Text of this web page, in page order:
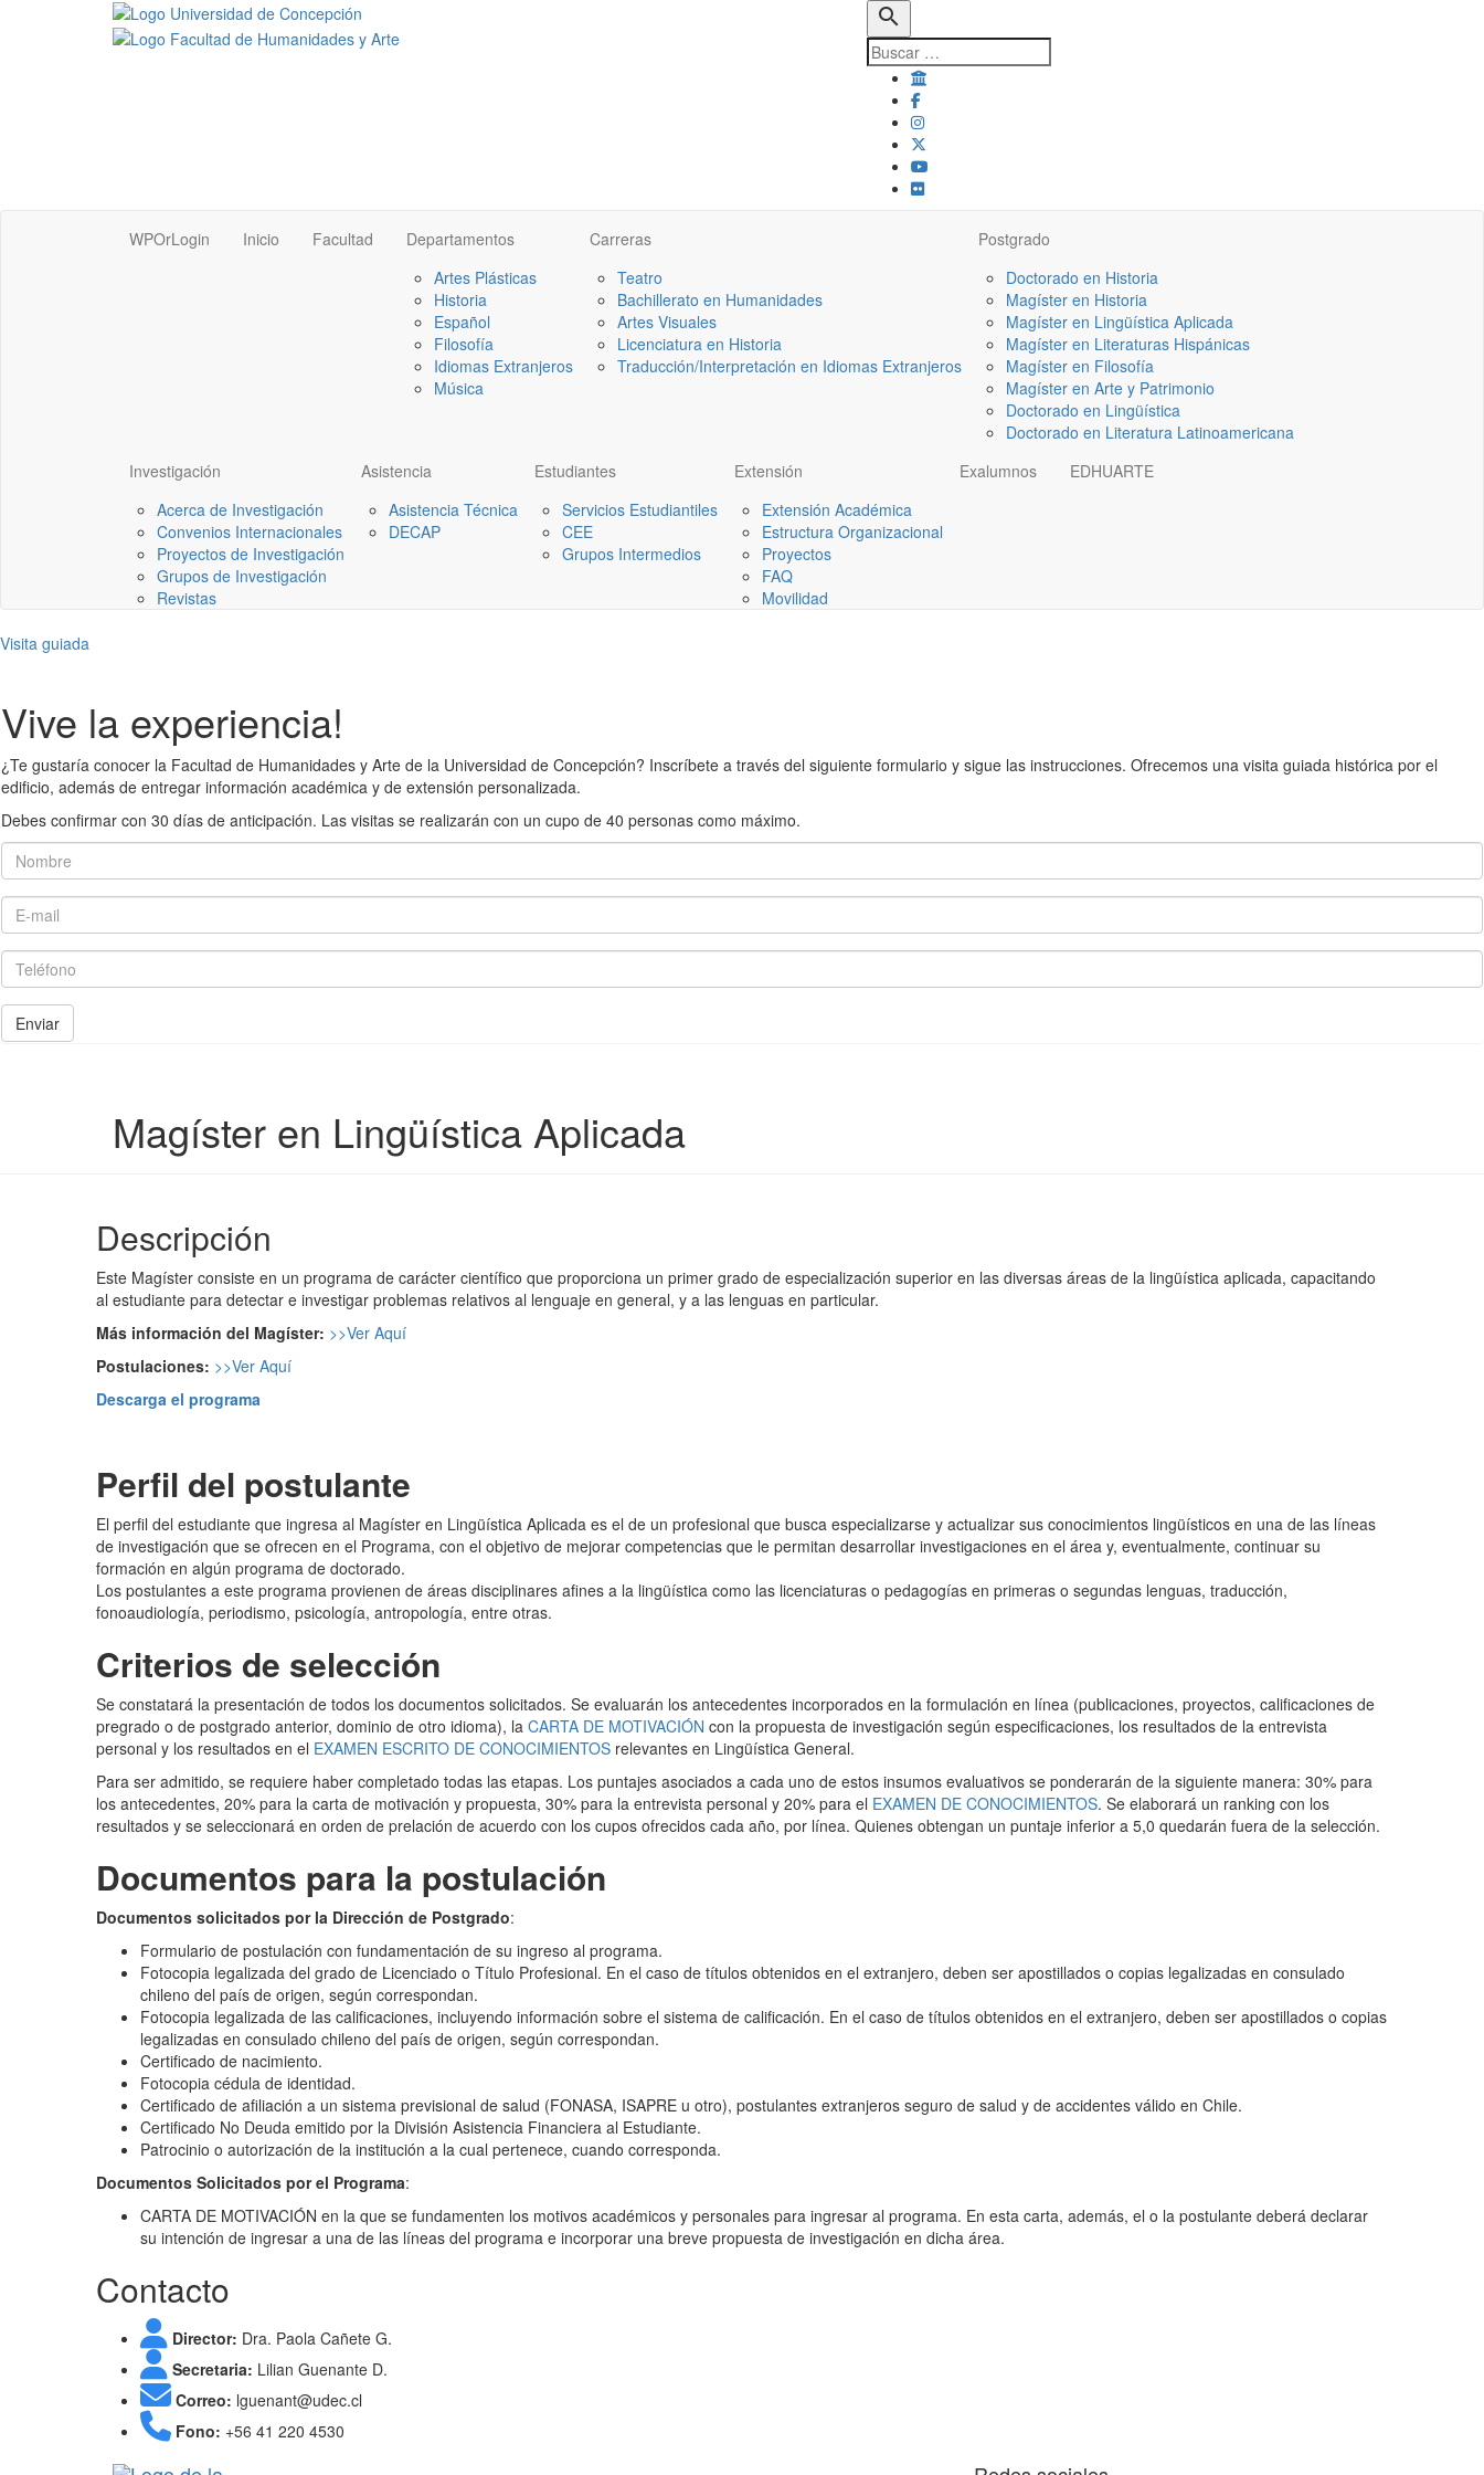
search
WPOrLogin Inicio Facultad
Departamentos
Artes Plásticas
Historia
Español
Filosofía
Idiomas Extranjeros
Música
Carreras
Teatro
Bachillerato en Humanidades
Artes Visuales
Licenciatura en Historia
Traducción/Interpretación en Idiomas Extranjeros
Postgrado
Doctorado en Historia
Magíster en Historia
Magíster en Lingüística Aplicada
Magíster en Literaturas Hispánicas
Magíster en Filosofía
Magíster en Arte y Patrimonio
Doctorado en Lingüística
Doctorado en Literatura Latinoamericana
Investigación
Acerca de Investigación
Convenios Internacionales
Proyectos de Investigación
Grupos de Investigación
Revistas
Asistencia
Asistencia Técnica
DECAP
Estudiantes
Servicios Estudiantiles
CEE
Grupos Intermedios
Extensión
Extensión Académica
Estructura Organizacional
Proyectos
FAQ
Movilidad
Exalumnos EDHUARTE
Visita guiada
Vive la experiencia!
¿Te gustaría conocer la Facultad de Humanidades y Arte de la Universidad de Concepción? Inscríbete a través del siguiente formulario y sigue las instrucciones. Ofrecemos una visita guiada histórica por el
edificio, además de entregar información académica y de extensión personalizada.
Debes confirmar con 30 días de anticipación. Las visitas se realizarán con un cupo de 40 personas como máximo.
Nombre
E-mail
Teléfono
Enviar
Magíster en Lingüística Aplicada
Descripción
Este Magíster consiste en un programa de carácter científico que proporciona un primer grado de especialización superior en las diversas áreas de la lingüística aplicada, capacitando
al estudiante para detectar e investigar problemas relativos al lenguaje en general, y a las lenguas en particular.
Más información del Magíster: >>Ver Aquí
Postulaciones: >>Ver Aquí
Descarga el programa
Perfil del postulante
El perfil del estudiante que ingresa al Magíster en Lingüística Aplicada es el de un profesional que busca especializarse y actualizar sus conocimientos lingüísticos en una de las líneas
de investigación que se ofrecen en el Programa, con el objetivo de mejorar competencias que le permitan desarrollar investigaciones en el área y, eventualmente, continuar su
formación en algún programa de doctorado.
Los postulantes a este programa provienen de áreas disciplinares afines a la lingüística como las licenciaturas o pedagogías en primeras o segundas lenguas, traducción,
fonoaudiología, periodismo, psicología, antropología, entre otras.
Criterios de selección
Se constatará la presentación de todos los documentos solicitados. Se evaluarán los antecedentes incorporados en la formulación en línea (publicaciones, proyectos, calificaciones de
pregrado o de postgrado anterior, dominio de otro idioma), la CARTA DE MOTIVACIÓN con la propuesta de investigación según especificaciones, los resultados de la entrevista
personal y los resultados en el EXAMEN ESCRITO DE CONOCIMIENTOS relevantes en Lingüística General.
Para ser admitido, se requiere haber completado todas las etapas. Los puntajes asociados a cada uno de estos insumos evaluativos se ponderarán de la siguiente manera: 30% para
los antecedentes, 20% para la carta de motivación y propuesta, 30% para la entrevista personal y 20% para el EXAMEN DE CONOCIMIENTOS. Se elaborará un ranking con los
resultados y se seleccionará en orden de prelación de acuerdo con los cupos ofrecidos cada año, por línea. Quienes obtengan un puntaje inferior a 5,0 quedarán fuera de la selección.
Documentos para la postulación
Documentos solicitados por la Dirección de Postgrado:
Formulario de postulación con fundamentación de su ingreso al programa.
Fotocopia legalizada del grado de Licenciado o Título Profesional. En el caso de títulos obtenidos en el extranjero, deben ser apostillados o copias legalizadas en consulado
chileno del país de origen, según correspondan.
Fotocopia legalizada de las calificaciones, incluyendo información sobre el sistema de calificación. En el caso de títulos obtenidos en el extranjero, deben ser apostillados o copias
legalizadas en consulado chileno del país de origen, según correspondan.
Certificado de nacimiento.
Fotocopia cédula de identidad.
Certificado de afiliación a un sistema previsional de salud (FONASA, ISAPRE u otro), postulantes extranjeros seguro de salud y de accidentes válido en Chile.
Certificado No Deuda emitido por la División Asistencia Financiera al Estudiante.
Patrocinio o autorización de la institución a la cual pertenece, cuando corresponda.
Documentos Solicitados por el Programa:
CARTA DE MOTIVACIÓN en la que se fundamenten los motivos académicos y personales para ingresar al programa. En esta carta, además, el o la postulante deberá declarar
su intención de ingresar a una de las líneas del programa e incorporar una breve propuesta de investigación en dicha área.
Contacto
Director: Dra. Paola Cañete G.
Secretaria: Lilian Guenante D.
Correo: lguenant@udec.cl
Fono: +56 41 220 4530